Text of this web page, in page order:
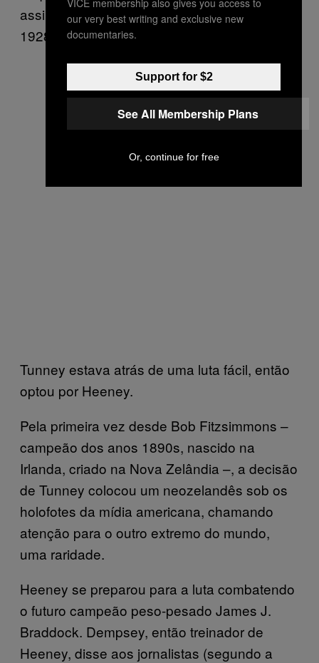
assim que se casassem, em outubro de
1928.
Tunney estava atrás de uma luta fácil, então
optou por Heeney.
Pela primeira vez desde Bob Fitzsimmons –
campeão dos anos 1890s, nascido na
Irlanda, criado na Nova Zelândia –, a decisão
de Tunney colocou um neozelandês sob os
holofotes da mídia americana, chamando
atenção para o outro extremo do mundo,
uma raridade.
Heeney se preparou para a luta combatendo
o futuro campeão peso-pesado James J.
Braddock. Dempsey, então treinador de
Heeney, disse aos jornalistas (segundo a
our very best writing and exclusive new
documentaries.
Support for $2
See All Membership Plans
Or, continue for free